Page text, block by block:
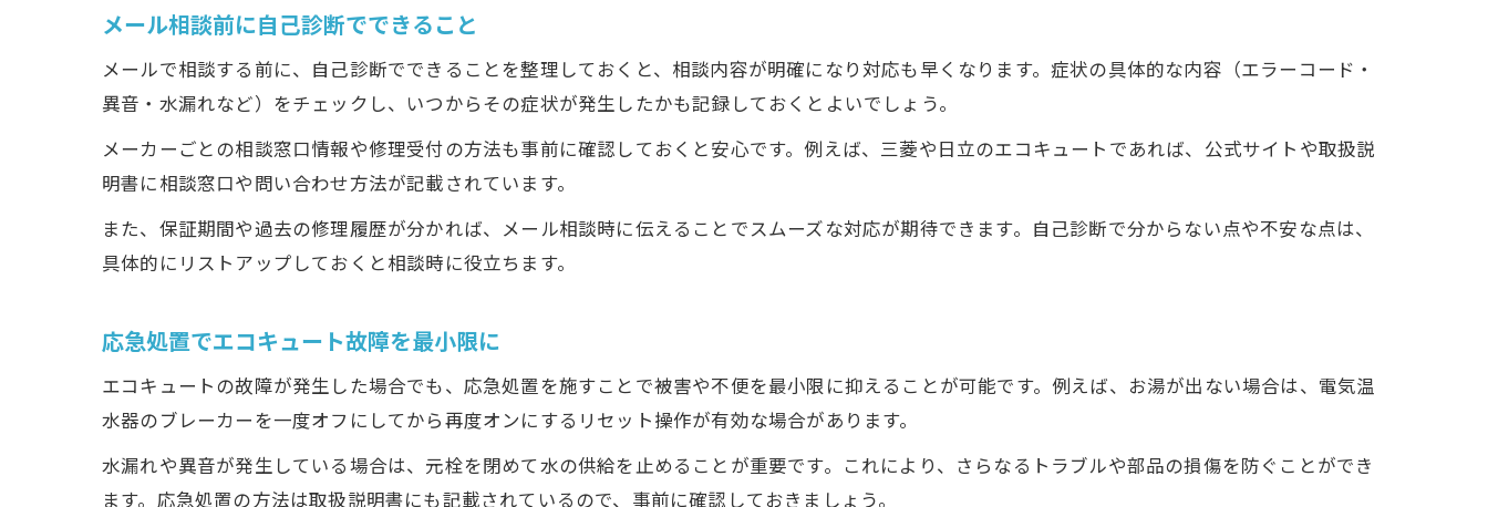
メール相談前に自己診断でできること
メールで相談する前に、自己診断でできることを整理しておくと、相談内容が明確になり対応も早くなります。症状の具体的な内容（エラーコード・
異音・水漏れなど）をチェックし、いつからその症状が発生したかも記録しておくとよいでしょう。
メーカーごとの相談窓口情報や修理受付の方法も事前に確認しておくと安心です。例えば、三菱や日立のエコキュートであれば、公式サイトや取扱説
明書に相談窓口や問い合わせ方法が記載されています。
また、保証期間や過去の修理履歴が分かれば、メール相談時に伝えることでスムーズな対応が期待できます。自己診断で分からない点や不安な点は、
具体的にリストアップしておくと相談時に役立ちます。
応急処置でエコキュート故障を最小限に
エコキュートの故障が発生した場合でも、応急処置を施すことで被害や不便を最小限に抑えることが可能です。例えば、お湯が出ない場合は、電気温
水器のブレーカーを一度オフにしてから再度オンにするリセット操作が有効な場合があります。
水漏れや異音が発生している場合は、元栓を閉めて水の供給を止めることが重要です。これにより、さらなるトラブルや部品の損傷を防ぐことができ
ます。応急処置の方法は取扱説明書にも記載されているので、事前に確認しておきましょう。